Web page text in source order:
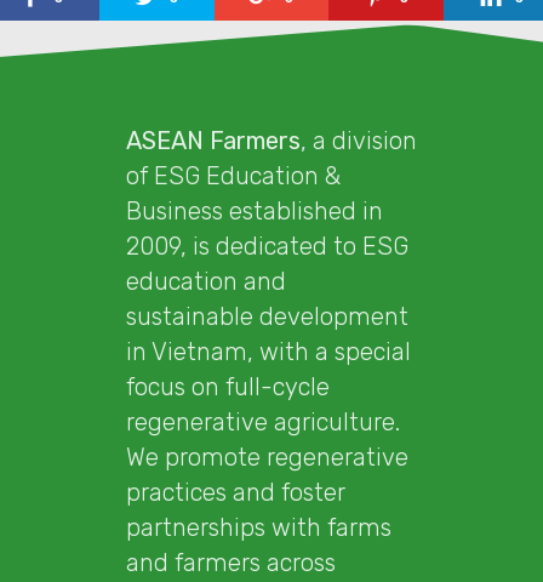
ASEAN Farmers, a division
of ESG Education &
Business established in
2009, is dedicated to ESG
education and
sustainable development
in Vietnam, with a special
focus on full-cycle
regenerative agriculture.
We promote regenerative
practices and foster
partnerships with farms
and farmers across